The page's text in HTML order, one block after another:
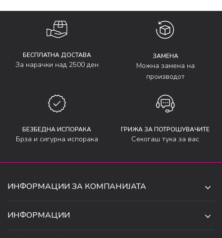
БЕСПЛАТНА ДОСТАВА
За нарачки над 2500 ден
ЗАМЕНА
Можна замена на
производот
БЕЗБЕДНА ИСПОРАКА
Брза и сигурна испорака
ГРИЖА ЗА ПОТРОШУВАЧИТЕ
Секогаш тука за вас
ИНФОРМАЦИИ ЗА КОМПАНИЈАТА
ИНФОРМАЦИИ